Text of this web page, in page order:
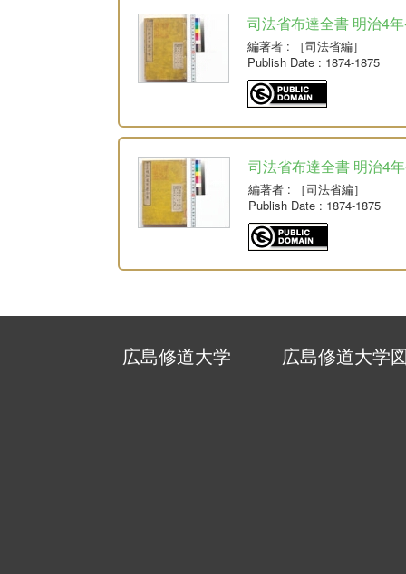
司法省布達全書 明治4
編著者 : ［司法省編］
Publish Date : 1874-1875
司法省布達全書 明治4
編著者 : ［司法省編］
Publish Date : 1874-1875
広島修道大学 広島修道大学